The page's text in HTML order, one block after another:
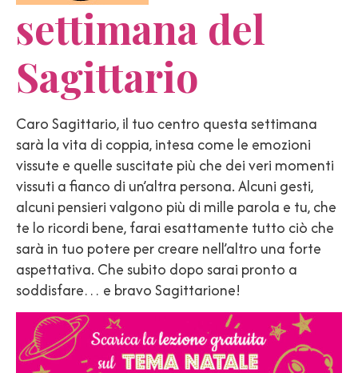
settimana del
Sagittario
Caro Sagittario, il tuo centro questa settimana
sarà la vita di coppia, intesa come le emozioni
vissute e quelle suscitate più che dei veri momenti
vissuti a fianco di un’altra persona. Alcuni gesti,
alcuni pensieri valgono più di mille parola e tu, che
te lo ricordi bene, farai esattamente tutto ciò che
sarà in tuo potere per creare nell’altro una forte
aspettativa. Che subito dopo sarai pronto a
soddisfare… e bravo Sagittarione!